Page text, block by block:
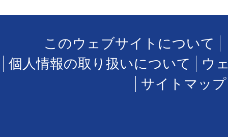
このウェブサイトについて
個人情報の取り扱いについて
ウ
サイトマップ